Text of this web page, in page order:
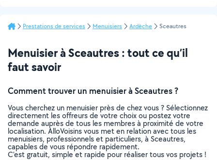
Prestations de services Menuisiers Ardèche Sceautres
Menuisier à Sceautres : tout ce qu’il
faut savoir
Comment trouver un menuisier à Sceautres ?
Vous cherchez un menuisier près de chez vous ? Sélectionnez
directement les offreurs de votre choix ou postez votre
demande auprès de tous les membres à proximité de votre
localisation. AlloVoisins vous met en relation avec tous les
menuisiers, professionnels et particuliers, à Sceautres,
capables de vous répondre rapidement.
C’est gratuit, simple et rapide pour réaliser tous vos projets !